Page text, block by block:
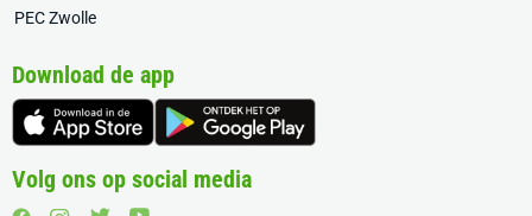
PEC Zwolle
Download de app
Volg ons op social media